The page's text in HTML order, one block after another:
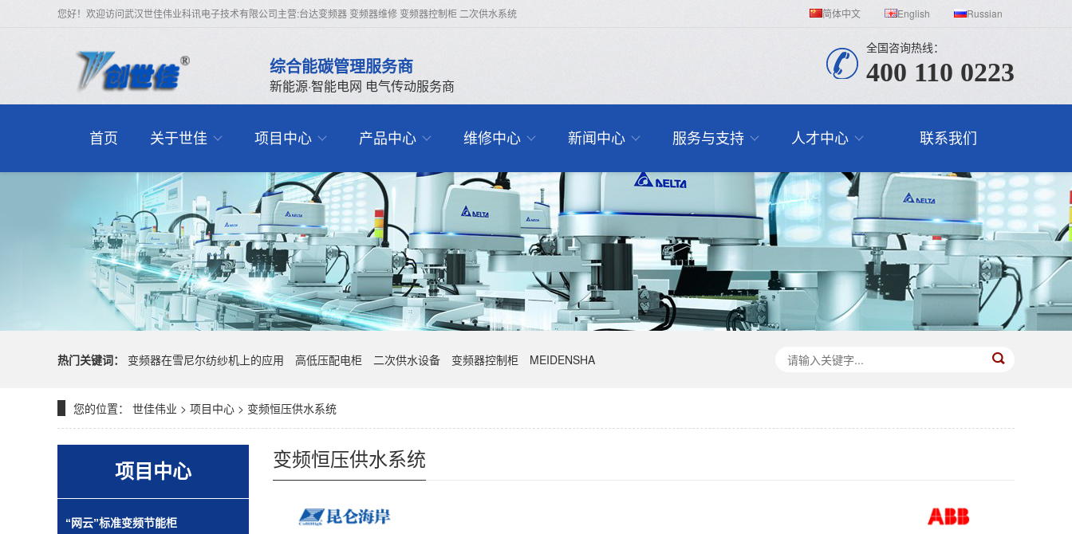
简体中文 English Russian
您好！欢迎访问武汉世佳伟业科讯电子技术有限公司主营:台达变频器 变频器维修 变频器控制柜 二次供水系统
综合能碳管理服务商
新能源·智能电网 电气传动服务商
全国咨询热线：
400 110 0223
首页 关于世佳 项目中心 产品中心 维修中心 新闻中心 服务与支持 人才中心 联系我们
热门关键词： 变频器在雪尼尔纺纱机上的应用 高低压配电柜 二次供水设备 变频器控制柜 MEIDENSHA
您的位置： 世佳伟业 > 项目中心 > 变频恒压供水系统
项目中心
“网云”标准变频节能柜
变频恒压供水系统